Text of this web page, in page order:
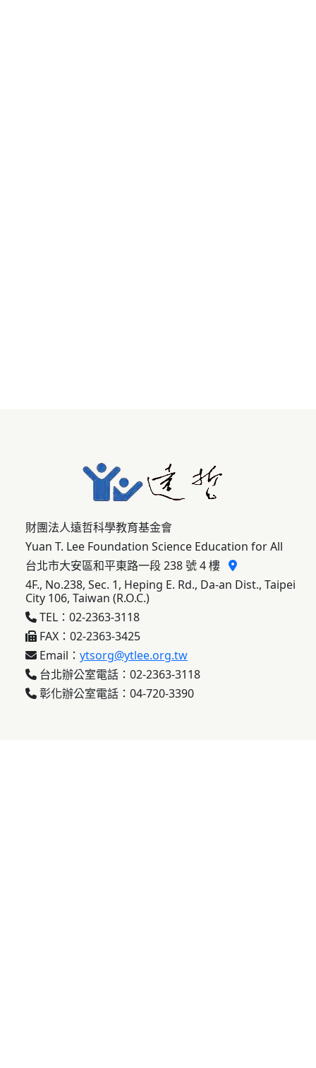
財團法人遠哲科學教育基金會
Yuan T. Lee Foundation Science Education for All
台北市大安區和平東路一段 238 號 4 樓
4F., No.238, Sec. 1, Heping E. Rd., Da-an Dist., Taipei
City 106, Taiwan (R.O.C.)
TEL：02-2363-3118
FAX：02-2363-3425
Email： ytsorg@ytlee.org.tw
台北辦公室電話：02-2363-3118
彰化辦公室電話：04-720-3390